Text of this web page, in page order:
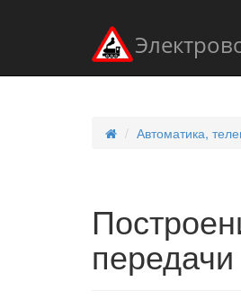
Автоматика,
передачи